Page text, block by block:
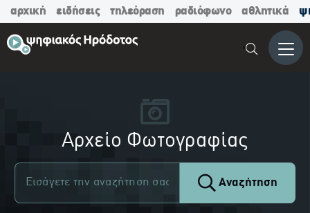
αρχική ειδήσεις τηλεόραση ραδιόφωνο αθλητικά
Μενού
Αρχείο Φωτογραφίας
Αναζήτηση